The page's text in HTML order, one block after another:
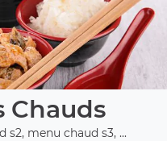
Chauds
s2, menu chaud s3, ...